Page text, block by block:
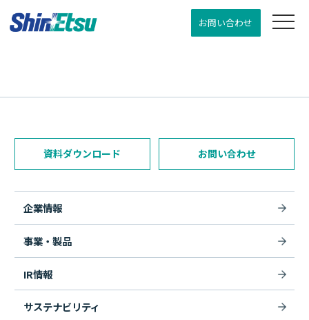
お問い合わせ
資料ダウンロード お問い合わせ
企業情報
事業・製品
IR情報
サステナビリティ